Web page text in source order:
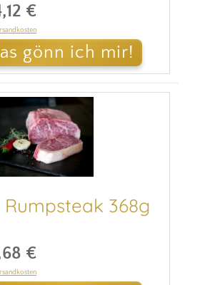
€
368g
€